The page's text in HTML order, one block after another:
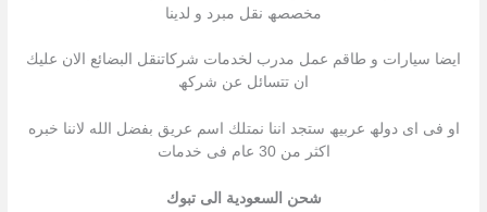
مخصصھ نقل مبرد و لدینا
ایضا سیارات و طاقم عمل مدرب لخدمات شركاتنقل البضائع الان علیك
ان تتسائل عن شركھ
او فى اى دولھ عربیھ ستجد اننا نمتلك اسم عریق بفضل الله لاننا خبره
اكثر من 30 عام فى خدمات
شحن السعودية الى تبوك